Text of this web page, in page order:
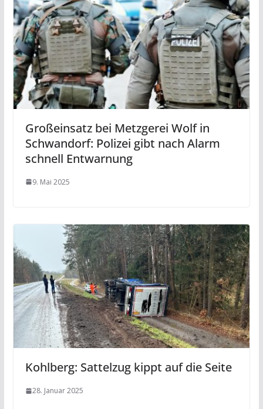
Großeinsatz bei Metzgerei Wolf in
Schwandorf: Polizei gibt nach Alarm
schnell Entwarnung
9. Mai 2025
Kohlberg: Sattelzug kippt auf die Seite
28. Januar 2025